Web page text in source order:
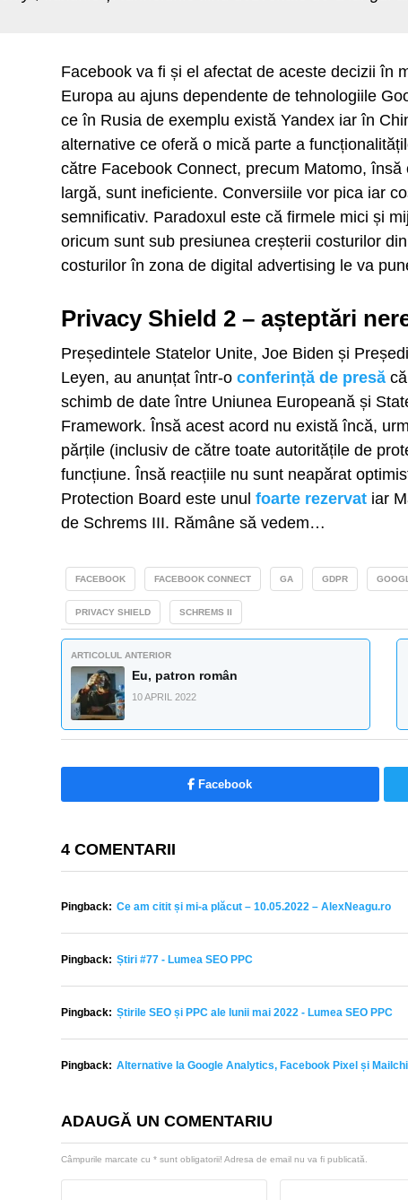
Facebook va fi și el afectat de aceste decizii în
Europa au ajuns dependente de tehnologiile
ce în Rusia de exemplu există Yandex iar în
alternative ce oferă o mică parte a
către Facebook Connect, precum Matomo,
largă, sunt ineficiente. Conversiile vor pica iar
semnificativ. Paradoxul este că firmele mici și
oricum sunt sub presiunea creșterii costurilor
costurilor în zona de digital advertising le va
Privacy Shield 2 – așteptări
Președintele Statelor Unite, Joe Biden și
Leyen, au anunțat într-o conferință de presăcă
schimb de date între Uniunea Europeană și
Framework. Însă acest acord nu există încă,
părțile (inclusiv de către toate autoritățile de
funcțiune. Însă reacțiile nu sunt neapărat
Protection Board este unul foarte rezervatiar
de Schrems III. Rămâne să vedem…
FACEBOOK FACEBOOK CONNECT GA GDPR
PRIVACY SHIELD SCHREMS II
ARTICOLUL ANTERIOR
Eu, patron român
10 APRIL 2022
Facebook
4 COMENTARII
Pingback: Ce am citit și mi-a plăcut – 10.05.2022 – AlexNeagu.ro
Pingback: Știri #77 - Lumea SEO PPC
Pingback: Știrile SEO și PPC ale lunii mai 2022 - Lumea SEO PPC
Pingback: Alternative la Google Analytics, Facebook Pixel și
ADAUGĂ UN COMENTARIU
Câmpurile marcate cu *sunt obligatorii! Adresa de email nu va fi publicată.